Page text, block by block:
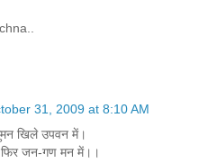
31, 2009 at 8:10 AM
खिले उपवन में।
फिर जन-गण मन में।।